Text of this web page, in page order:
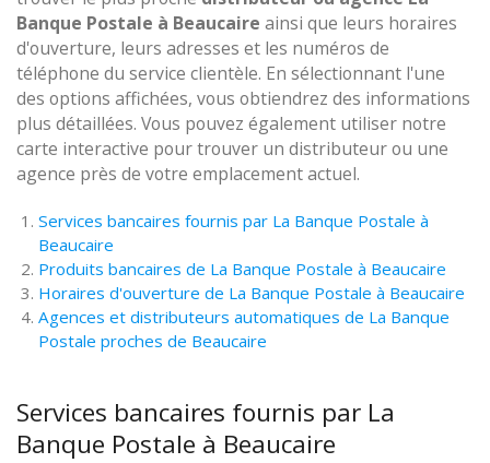
Banque Postale à Beaucaire ainsi que leurs horaires
d'ouverture, leurs adresses et les numéros de
téléphone du service clientèle. En sélectionnant l'une
des options affichées, vous obtiendrez des informations
plus détaillées. Vous pouvez également utiliser notre
carte interactive pour trouver un distributeur ou une
agence près de votre emplacement actuel.
Services bancaires fournis par La Banque Postale à
Beaucaire
Produits bancaires de La Banque Postale à Beaucaire
Horaires d'ouverture de La Banque Postale à Beaucaire
Agences et distributeurs automatiques de La Banque
Postale proches de Beaucaire
Services bancaires fournis par La
Banque Postale à Beaucaire